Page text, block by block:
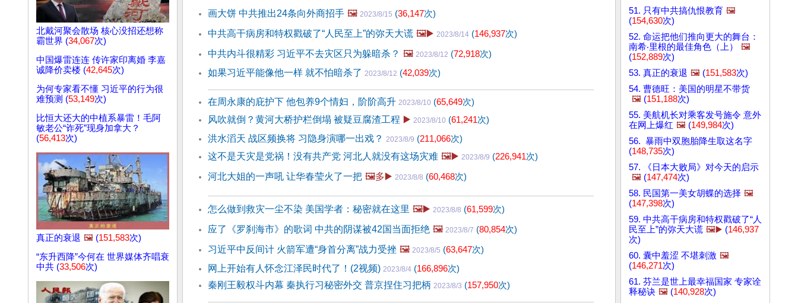
北戴河聚会散场 核心没招还想称
霸世界 (34,067次)
中国爆雷连连 传许家印离婚 李嘉
诚降价卖楼 (42,645次)
为何专家看不懂 习近平的行为很
难预测 (53,149次)
比恒大还大的中植系暴雷！毛阿
敏老公“诈死”现身加拿大？
(56,413次)
真正的衰退 🖼️ (151,583次)
“东升西降”今何在 世界媒体齐唱衰
中共 (33,506次)
画大饼 中共推出24条向外商招手 🖼️ 2023/8/15 (36,147次)
中共高干病房和特权戳破了“人民至上”的弥天大谎 🖼️▶️ 2023/8/14 (146,937次)
中共内斗很精彩 习近平不去灾区只为躲暗杀？ 🖼️ 2023/8/12 (72,918次)
如果习近平能像他一样 就不怕暗杀了 2023/8/12 (42,039次)
在周永康的庇护下 他包养9个情妇，阶阶高升 2023/8/10 (65,649次)
风吹就倒？黄河大桥护栏倒塌 被疑豆腐渣工程 ▶️ 2023/8/10 (61,241次)
洪水滔天 战区频换将 习隐身演哪一出戏？ 2023/8/9 (211,066次)
这不是天灾是党祸！没有共产党 河北人就没有这场灾难 🖼️▶️ 2023/8/9 (226,941次)
河北大姐的一声吼 让华春莹火了一把 🖼️多▶️ 2023/8/8 (60,468次)
怎么做到救灾一尘不染 美国学者：秘密就在这里 🖼️▶️ 2023/8/8 (61,599次)
应了《罗刹海市》的歌词 中共的阴谋被42国当面拒绝 🖼️ 2023/8/7 (80,854次)
习近平中反间计 火箭军遭“身首分离”战力受挫 🖼️ 2023/8/5 (63,647次)
网上开始有人怀念江泽民时代了！(2视频) 2023/8/4 (166,896次)
秦刚王毅权斗内幕 秦执行习秘密外交 普京捏住习把柄 2023/8/3 (157,950次)
51. 只有中共搞仇恨教育 🖼️
(154,630次)
52. 命运把他们推向更大的舞台：
南希‧里根的最佳角色（上）
🖼️
(152,889次)
53. 真正的衰退 🖼️ (151,583次)
54. 曹德旺：美国的明星不带货
🖼️ (151,188次)
55. 美航机长对乘客发号施令 意外
在网上爆红 🖼️ (149,984次)
56. 暴雨中双胞胎降生取这名字
(148,735次)
57. 《日本大败局》对今天的启示
🖼️ (147,474次)
58. 民国第一美女胡蝶的选择 🖼️
(147,398次)
59. 中共高干病房和特权戳破了“人
民至上”的弥天大谎 🖼️▶️ (146,937
次)
60. 囊中羞涩 不堪刺激 🖼️
(146,271次)
61. 芬兰是世上最幸福国家 专家诠
释秘诀 🖼️ (140,928次)